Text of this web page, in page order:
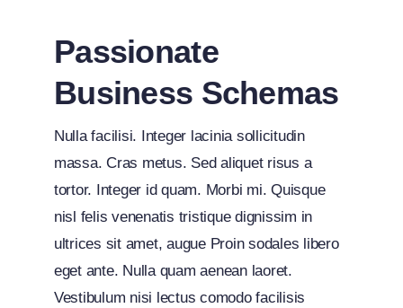
Passionate
Business Schemas
Nulla facilisi. Integer lacinia sollicitudin
massa. Cras metus. Sed aliquet risus a
tortor. Integer id quam. Morbi mi. Quisque
nisl felis venenatis tristique dignissim in
ultrices sit amet, augue Proin sodales libero
eget ante. Nulla quam aenean laoret.
Vestibulum nisi lectus comodo facilisis